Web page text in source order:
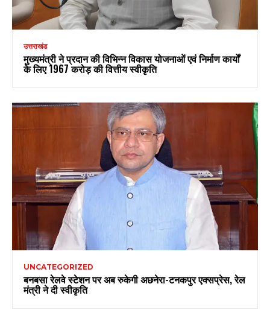
उत्तराखंड
मुख्यमंत्री ने प्रदान की विभिन्न विकास योजनाओं एवं निर्माण कार्यों
के लिए ₹1967 करोड़ की वित्तीय स्वीकृति
UNCATEGORIZED
बनबसा रेलवे स्टेशन पर अब रुकेगी अछनेरा-टनकपुर एक्सप्रेस, रेल
मंत्री ने दी स्वीकृति